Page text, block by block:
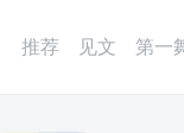
推荐 见文 第一